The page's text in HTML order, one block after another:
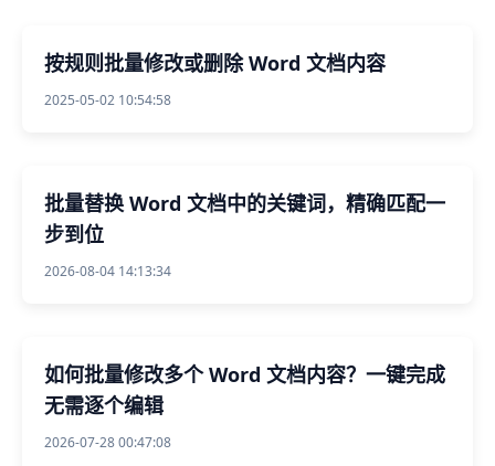
按规则批量修改或删除 Word 文档内容
2025-05-02 10:54:58
批量替换 Word 文档中的关键词，精确匹配一
步到位
2026-08-04 14:13:34
如何批量修改多个 Word 文档内容？一键完成
无需逐个编辑
2026-07-28 00:47:08